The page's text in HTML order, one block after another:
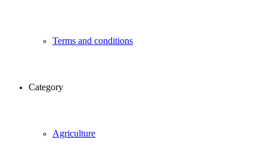
Terms and conditions
Category
Agriculture